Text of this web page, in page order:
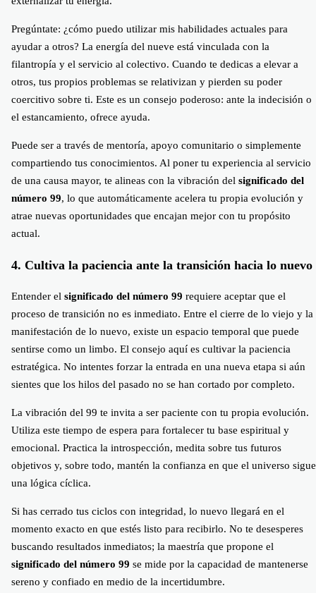
Pregúntate: ¿cómo puedo utilizar mis habilidades actuales para
ayudar a otros? La energía del nueve está vinculada con la
filantropía y el servicio al colectivo. Cuando te dedicas a elevar a
otros, tus propios problemas se relativizan y pierden su poder
coercitivo sobre ti. Este es un consejo poderoso: ante la indecisión o
el estancamiento, ofrece ayuda.
Puede ser a través de mentoría, apoyo comunitario o simplemente
compartiendo tus conocimientos. Al poner tu experiencia al servicio
de una causa mayor, te alineas con la vibración del significado del
número 99, lo que automáticamente acelera tu propia evolución y
atrae nuevas oportunidades que encajan mejor con tu propósito
actual.
4. Cultiva la paciencia ante la transición hacia lo nuevo
Entender el significado del número 99 requiere aceptar que el
proceso de transición no es inmediato. Entre el cierre de lo viejo y la
manifestación de lo nuevo, existe un espacio temporal que puede
sentirse como un limbo. El consejo aquí es cultivar la paciencia
estratégica. No intentes forzar la entrada en una nueva etapa si aún
sientes que los hilos del pasado no se han cortado por completo.
La vibración del 99 te invita a ser paciente con tu propia evolución.
Utiliza este tiempo de espera para fortalecer tu base espiritual y
emocional. Practica la introspección, medita sobre tus futuros
objetivos y, sobre todo, mantén la confianza en que el universo sigue
una lógica cíclica.
Si has cerrado tus ciclos con integridad, lo nuevo llegará en el
momento exacto en que estés listo para recibirlo. No te desesperes
buscando resultados inmediatos; la maestría que propone el
significado del número 99 se mide por la capacidad de mantenerse
sereno y confiado en medio de la incertidumbre.